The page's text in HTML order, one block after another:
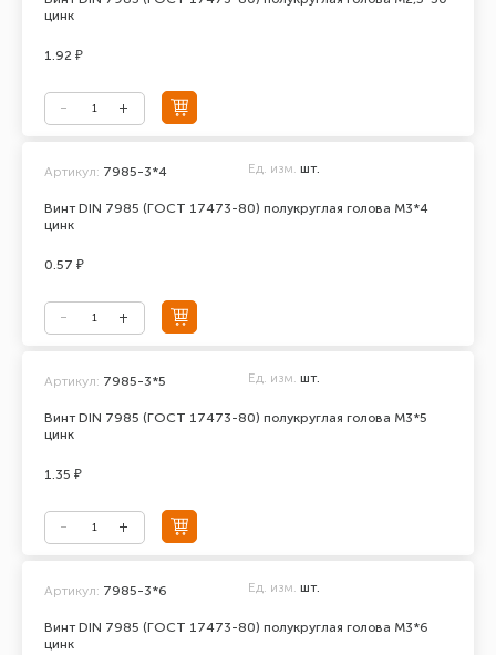
цинк
1.92 ₽
Винт DIN 7985 (ГОСТ 17473-80) полукруглая голова М3*4
цинк
Артикул: 7985-3*4 Ед. изм. шт.
0.57 ₽
Винт DIN 7985 (ГОСТ 17473-80) полукруглая голова М3*5
цинк
Артикул: 7985-3*5 Ед. изм. шт.
1.35 ₽
Винт DIN 7985 (ГОСТ 17473-80) полукруглая голова М3*6
цинк
Артикул: 7985-3*6 Ед. изм. шт.